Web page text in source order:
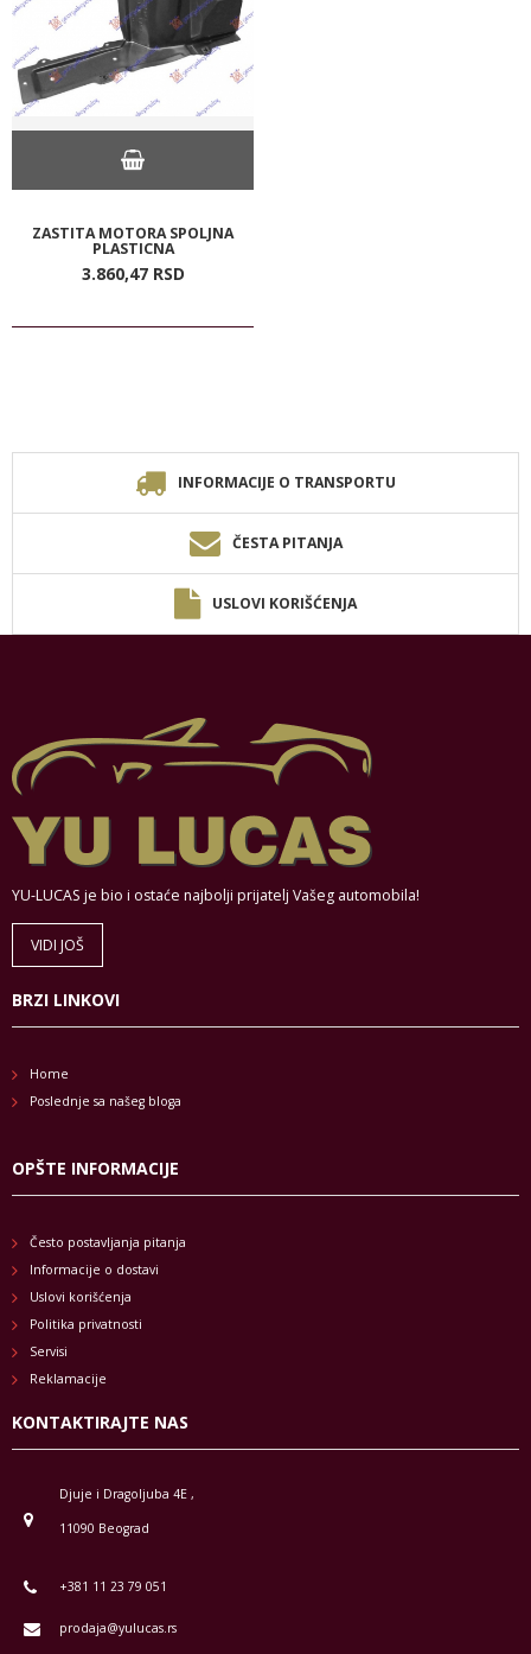
ZASTITA MOTORA SPOLJNA
PLASTICNA
3.860,47 RSD
INFORMACIJE O TRANSPORTU
ČESTA PITANJA
USLOVI KORIŠĆENJA
YU-LUCAS je bio i ostaće najbolji prijatelj Vašeg automobila!
VIDI JOŠ
BRZI LINKOVI
Home
Poslednje sa našeg bloga
OPŠTE INFORMACIJE
Često postavljanja pitanja
Informacije o dostavi
Uslovi korišćenja
Politika privatnosti
Servisi
Reklamacije
KONTAKTIRAJTE NAS
Djuje i Dragoljuba 4E ,
11090 Beograd
+381 11 23 79 051
prodaja@yulucas.rs